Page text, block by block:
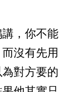
，你不能
沒有先用
對方要的